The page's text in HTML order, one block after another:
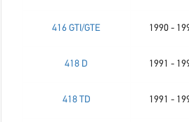
416 GTI/GTE 1990 -
418 D 1991 -
418 TD 1991 -